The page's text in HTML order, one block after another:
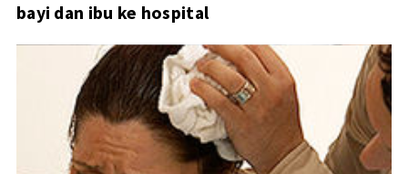
bayi dan ibu ke hospital